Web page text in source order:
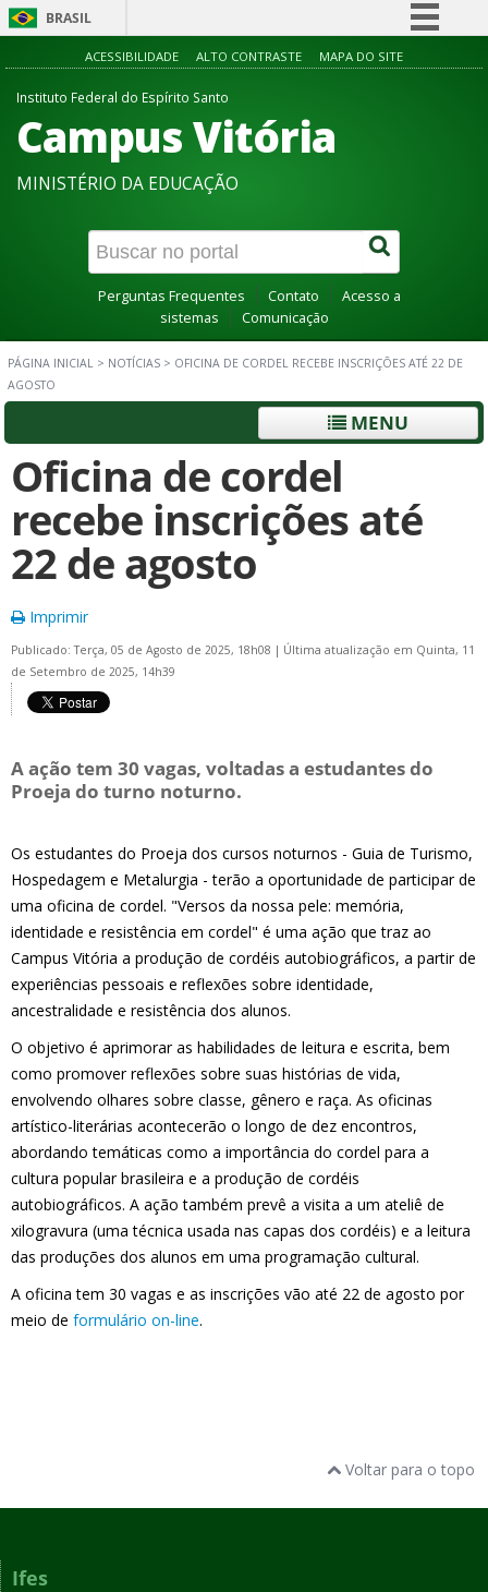
BRASIL
Simplifique!
Acesso à informação
Canais
ACESSIBILIDADE ALTO CONTRASTE MAPA DO SITE
Instituto Federal do Espírito Santo
Campus Vitória
MINISTÉRIO DA EDUCAÇÃO
Perguntas Frequentes Contato
Acesso a
sistemas
Comunicação
PÁGINA INICIAL > NOTÍCIAS > OFICINA DE CORDEL RECEBE INSCRIÇÕES ATÉ 22 DE
AGOSTO
MENU
Oficina de cordel
recebe inscrições até
22 de agosto
Imprimir
Publicado: Terça, 05 de Agosto de 2025, 18h08 | Última atualização em Quinta, 11
de Setembro de 2025, 14h39
A ação tem 30 vagas, voltadas a estudantes do
Proeja do turno noturno.
Os estudantes do Proeja dos cursos noturnos - Guia de Turismo,
Hospedagem e Metalurgia - terão a oportunidade de participar de
uma oficina de cordel. "Versos da nossa pele: memória,
identidade e resistência em cordel" é uma ação que traz ao
Campus Vitória a produção de cordéis autobiográficos, a partir de
experiências pessoais e reflexões sobre identidade,
ancestralidade e resistência dos alunos.
O objetivo é aprimorar as habilidades de leitura e escrita, bem
como promover reflexões sobre suas histórias de vida,
envolvendo olhares sobre classe, gênero e raça. As oficinas
artístico-literárias acontecerão o longo de dez encontros,
abordando temáticas como a importância do cordel para a
cultura popular brasileira e a produção de cordéis
autobiográficos. A ação também prevê a visita a um ateliê de
xilogravura (uma técnica usada nas capas dos cordéis) e a leitura
das produções dos alunos em uma programação cultural.
A oficina tem 30 vagas e as inscrições vão até 22 de agosto por
meio de formulário on-line.
Voltar para o topo
Ifes